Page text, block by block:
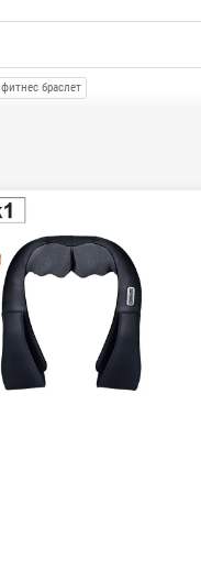
фитнес браслет